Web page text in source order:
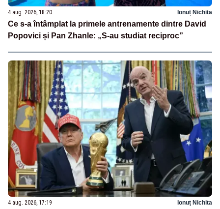
4 aug. 2026, 18:20 Ionuț Nichita
Ce s-a întâmplat la primele antrenamente dintre David
Popovici și Pan Zhanle: „S-au studiat reciproc”
4 aug. 2026, 17:19 Ionuț Nichita